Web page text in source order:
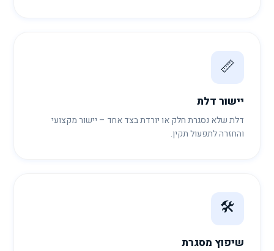
📏
יישור דלת
דלת שלא נסגרת חלק או יורדת בצד אחד – יישור מקצועי
והחזרה לתפעול תקין.
🛠️
שיפוץ מסגרת